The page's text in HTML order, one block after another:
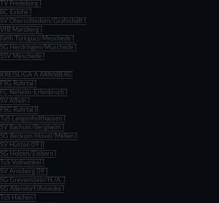
TV Fredeburg I
BC Eslohe I
SV Oberschledorn/Grafschaft I
VfB Marsberg I
Fatih Türkgücü Meschede I
SG Herdringen/Müschede I
SSV Meschede I
KREISLIGA A ARNSBERG
FSG Ruhrtal I
FC Neheim-Erlenbruch I
SV Affeln I
FSG Ruhrtal II
TuS Langenholthausen I
SV Bachum/Bergheim I
SG Beckum/Hövel/Mellen I
SV Hüsten 09 II
SG Holzen/Eisborn I
TuS Voßwinkel I
SV Arnsberg 09 I
SG Grevenstein/H./A. I
SG Allendorf/Amecke I
TuS Hachen I